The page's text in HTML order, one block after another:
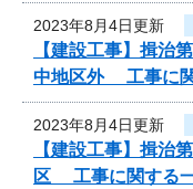
2023年8月4日更新
【建設工事】揖
中地区外 工事に
2023年8月4日更新
【建設工事】揖
区 工事に関する